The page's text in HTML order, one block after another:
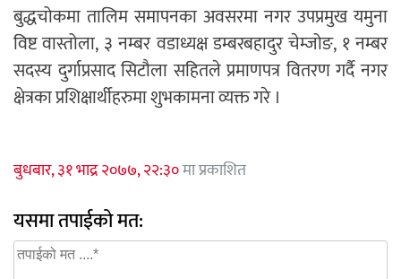
बुद्धचोकमा तालिम समापनका अवसरमा नगर उपप्रमुख यमुना
विष्ट वास्तोला, ३ नम्बर वडाध्यक्ष डम्बरबहादुर चेम्जोङ, १ नम्बर
सदस्य दुर्गाप्रसाद सिटौला सहितले प्रमाणपत्र वितरण गर्दै नगर
क्षेत्रका प्रशिक्षार्थीहरुमा शुभकामना व्यक्त गरे ।
बुधबार, ३१ भाद्र २०७७, २२:३०मा प्रकाशित
यसमा तपाईको मत: